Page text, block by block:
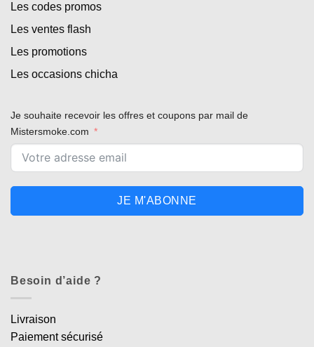
Les codes promos
Les ventes flash
Les promotions
Les occasions chicha
Je souhaite recevoir les offres et coupons par mail de
Mistersmoke.com
JE M'ABONNE
Besoin d’aide ?
Livraison
Paiement sécurisé